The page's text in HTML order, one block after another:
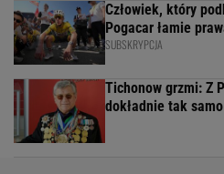
Człowiek, który
Pogacar łamie
SUBSKRYPCJA
Tichonow grzmi: Z
dokładnie tak samo